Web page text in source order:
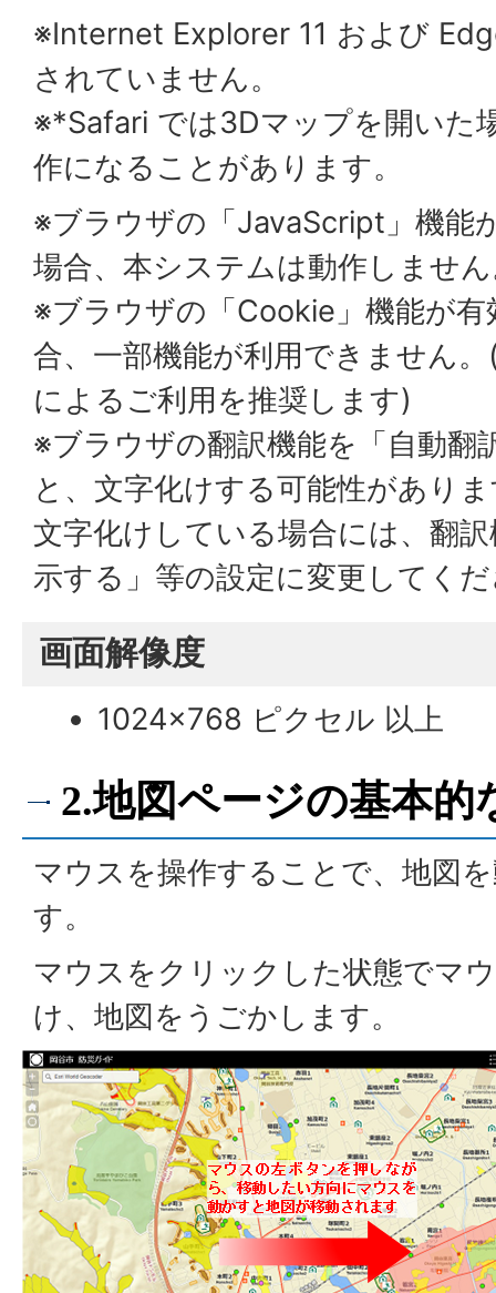
※Internet Explorer 11 および
されていません。
※*Safari では3Dマップを開いた
作になることがあります。
※ブラウザの「JavaScript」機能
場合、本システムは動作しませ
※ブラウザの「Cookie」機能が
合、一部機能が利用できません
によるご利用を推奨します)
※ブラウザの翻訳機能を「自動翻
と、文字化けする可能性があり
文字化けしている場合には、翻
示する」等の設定に変更してく
画面解像度
1024x768 ピクセル 以上
2.地図ページの基本的
マウスを操作することで、地図
す。
マウスをクリックした状態でマ
け、地図をうごかします。